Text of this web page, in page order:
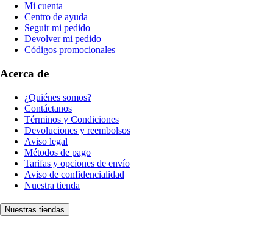
Mi cuenta
Centro de ayuda
Seguir mi pedido
Devolver mi pedido
Códigos promocionales
Acerca de
¿Quiénes somos?
Contáctanos
Términos y Condiciones
Devoluciones y reembolsos
Aviso legal
Métodos de pago
Tarifas y opciones de envío
Aviso de confidencialidad
Nuestra tienda
Nuestras tiendas